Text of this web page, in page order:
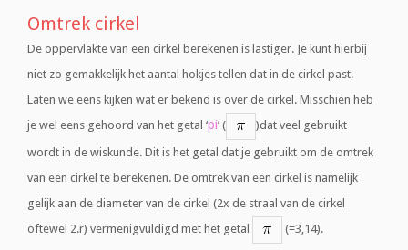
Omtrek cirkel
De oppervlakte van een cirkel berekenen is lastiger. Je kunt hierbij
niet zo gemakkelijk het aantal hokjes tellen dat in de cirkel past.
Laten we eens kijken wat er bekend is over de cirkel. Misschien heb
je wel eens gehoord van het getal ‘pi’ (
)dat veel gebruikt
wordt in de wiskunde. Dit is het getal dat je gebruikt om de omtrek
van een cirkel te berekenen. De omtrek van een cirkel is namelijk
gelijk aan de diameter van de cirkel (2x de straal van de cirkel
oftewel 2.r) vermenigvuldigd met het getal
(=3,14).